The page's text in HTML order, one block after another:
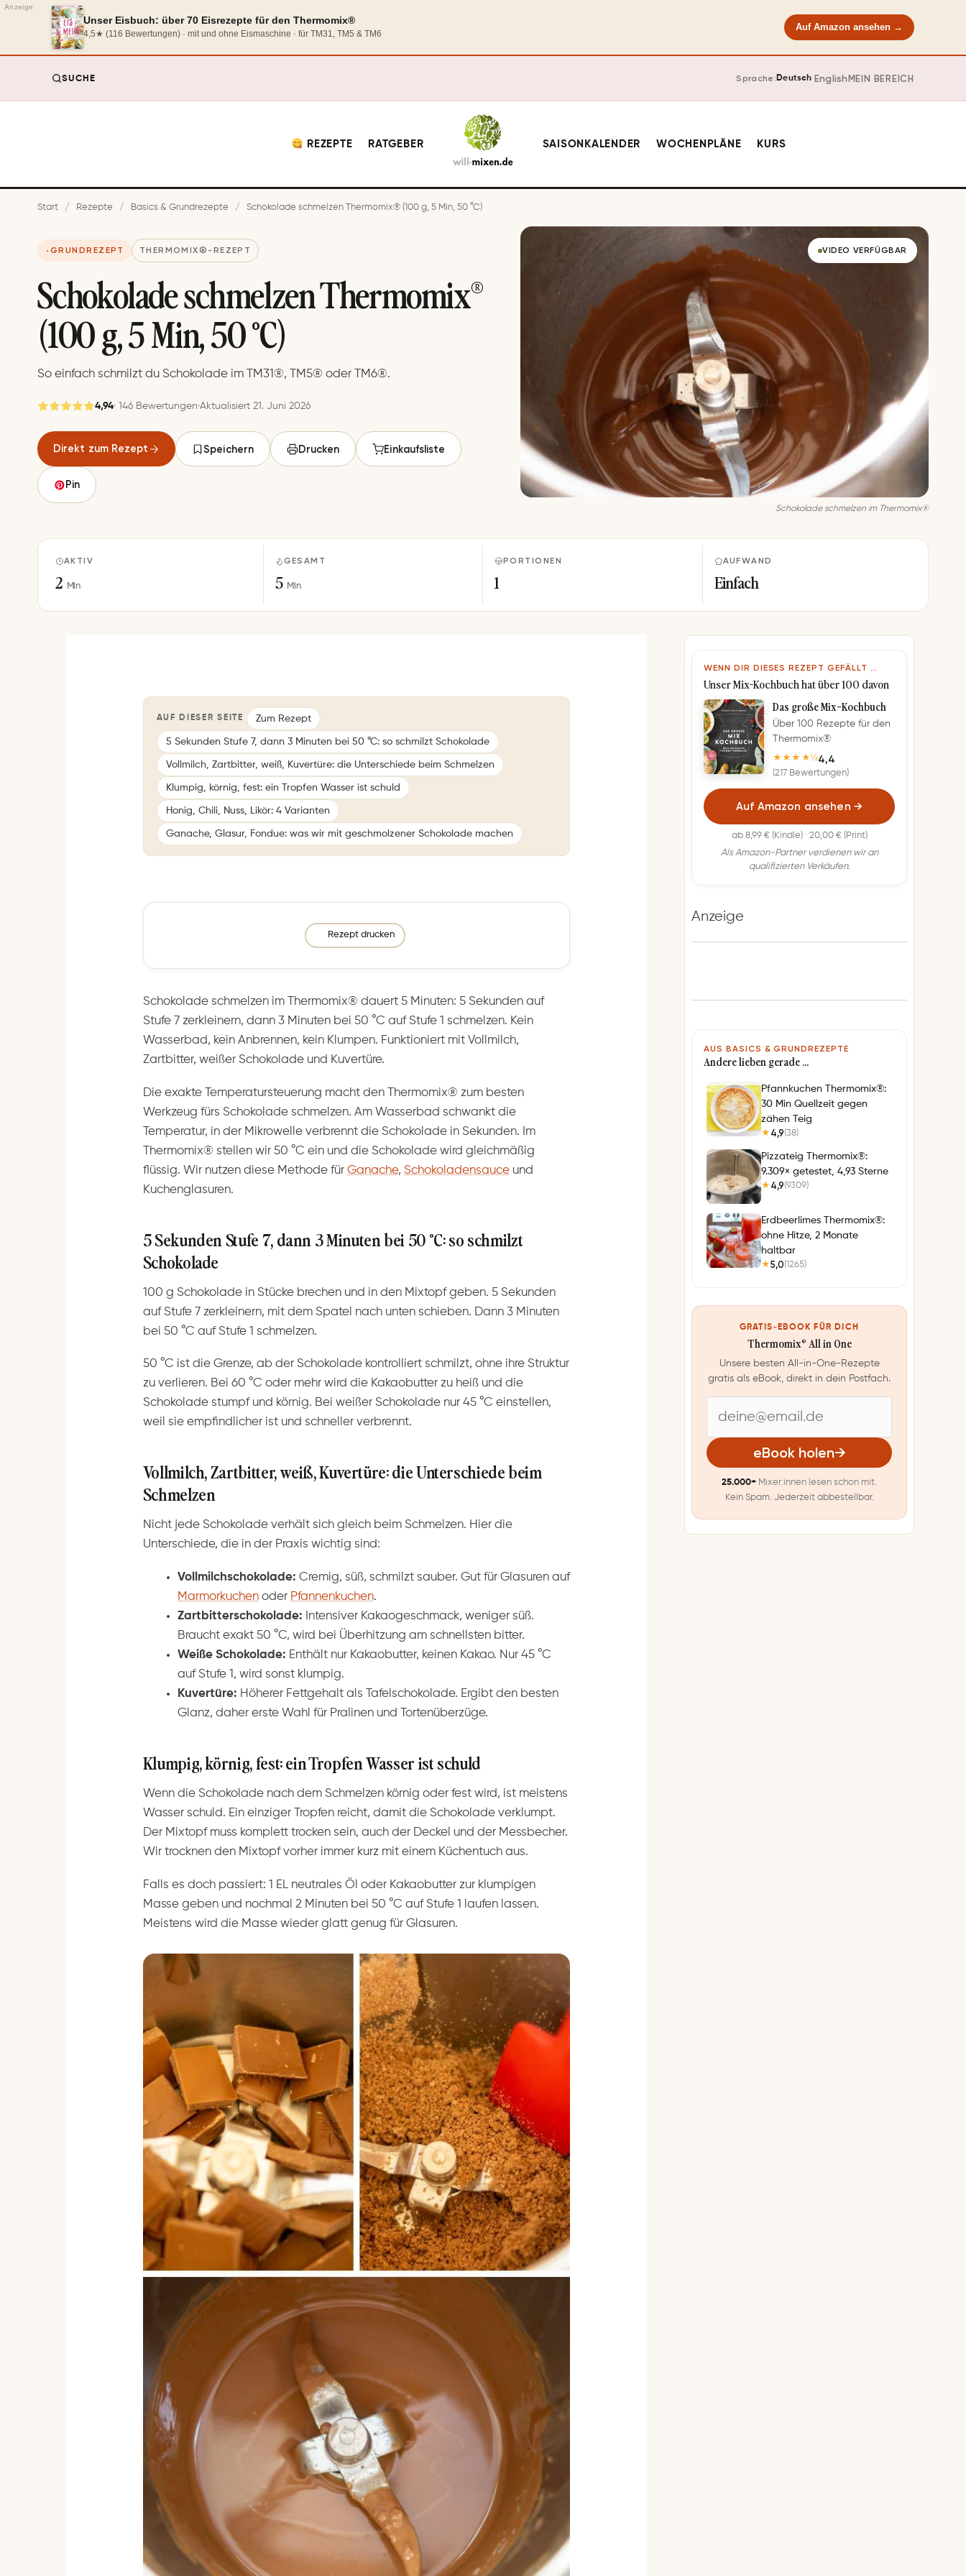
Anzeige
Unser Eisbuch: über 70 Eisrezepte für den Thermomix®
4,5★ (116 Bewertungen) · mit und ohne Eismaschine · für TM31, TM5 & TM6
Auf Amazon ansehen →
SUCHE Sprache:Deutsch· EnglishMEIN BEREICH
REZEPTE RATGEBER SAISONKALENDER WOCHENPLÄNE KURS
Start / Rezepte / Basics & Grundrezepte / Schokolade schmelzen Thermomix® (100 g, 5 Min, 50 °C)
GRUNDREZEPT THERMOMIX®-REZEPT
Schokolade schmelzen Thermomix®
(100 g, 5 Min, 50 °C)
So einfach schmilzt du Schokolade im TM31®, TM5® oder TM6®.
4,94· 146 Bewertungen·Aktualisiert 21. Juni 2026
Direkt zum Rezept
Gespeichert
Speichern
Speichern Drucken Einkaufsliste
Pin
VIDEO VERFÜGBAR
Schokolade schmelzen im Thermomix®
AKTIV
2 Min
GESAMT
5 Min
PORTIONEN
1
AUFWAND
Einfach
AUF DIESER SEITE Zum Rezept
5 Sekunden Stufe 7, dann 3 Minuten bei 50 °C: so schmilzt Schokolade
Vollmilch, Zartbitter, weiß, Kuvertüre: die Unterschiede beim Schmelzen
Klumpig, körnig, fest: ein Tropfen Wasser ist schuld
Honig, Chili, Nuss, Likör: 4 Varianten
Ganache, Glasur, Fondue: was wir mit geschmolzener Schokolade machen
Rezept drucken
Schokolade schmelzen im Thermomix® dauert 5 Minuten: 5 Sekunden auf
Stufe 7 zerkleinern, dann 3 Minuten bei 50 °C auf Stufe 1 schmelzen. Kein
Wasserbad, kein Anbrennen, kein Klumpen. Funktioniert mit Vollmilch,
Zartbitter, weißer Schokolade und Kuvertüre.
Die exakte Temperatursteuerung macht den Thermomix® zum besten
Werkzeug fürs Schokolade schmelzen. Am Wasserbad schwankt die
Temperatur, in der Mikrowelle verbrennt die Schokolade in Sekunden. Im
Thermomix® stellen wir 50 °C ein und die Schokolade wird gleichmäßig
flüssig. Wir nutzen diese Methode für Ganache, Schokoladensauceund
Kuchenglasuren.
5 Sekunden Stufe 7, dann 3 Minuten bei 50 °C: so schmilzt
Schokolade
100 g Schokolade in Stücke brechen und in den Mixtopf geben. 5 Sekunden
auf Stufe 7 zerkleinern, mit dem Spatel nach unten schieben. Dann 3 Minuten
bei 50 °C auf Stufe 1 schmelzen.
50 °C ist die Grenze, ab der Schokolade kontrolliert schmilzt, ohne ihre Struktur
zu verlieren. Bei 60 °C oder mehr wird die Kakaobutter zu heiß und die
Schokolade stumpf und körnig. Bei weißer Schokolade nur 45 °C einstellen,
weil sie empfindlicher ist und schneller verbrennt.
Vollmilch, Zartbitter, weiß, Kuvertüre: die Unterschiede beim
Schmelzen
Nicht jede Schokolade verhält sich gleich beim Schmelzen. Hier die
Unterschiede, die in der Praxis wichtig sind:
Vollmilchschokolade: Cremig, süß, schmilzt sauber. Gut für Glasuren auf
Marmorkuchenoder Pfannenkuchen.
Zartbitterschokolade: Intensiver Kakaogeschmack, weniger süß.
Braucht exakt 50 °C, wird bei Überhitzung am schnellsten bitter.
Weiße Schokolade: Enthält nur Kakaobutter, keinen Kakao. Nur 45 °C
auf Stufe 1, wird sonst klumpig.
Kuvertüre: Höherer Fettgehalt als Tafelschokolade. Ergibt den besten
Glanz, daher erste Wahl für Pralinen und Tortenüberzüge.
Klumpig, körnig, fest: ein Tropfen Wasser ist schuld
Wenn die Schokolade nach dem Schmelzen körnig oder fest wird, ist meistens
Wasser schuld. Ein einziger Tropfen reicht, damit die Schokolade verklumpt.
Der Mixtopf muss komplett trocken sein, auch der Deckel und der Messbecher.
Wir trocknen den Mixtopf vorher immer kurz mit einem Küchentuch aus.
Falls es doch passiert: 1 EL neutrales Öl oder Kakaobutter zur klumpigen
Masse geben und nochmal 2 Minuten bei 50 °C auf Stufe 1 laufen lassen.
Meistens wird die Masse wieder glatt genug für Glasuren.
WENN DIR DIESES REZEPT GEFÄLLT …
Unser Mix-Kochbuch hat über 100 davon
Das große Mix-Kochbuch
Über 100 Rezepte für den
Thermomix®
★★★★½4,4
(217 Bewertungen)
Auf Amazon ansehen →
ab 8,99 € (Kindle) · 20,00 € (Print)
Als Amazon-Partner verdienen wir an
qualifizierten Verkäufen.
Anzeige
AUS BASICS & GRUNDREZEPTE
Andere lieben gerade …
Pfannkuchen Thermomix®:
30 Min Quellzeit gegen
zähen Teig
★ 4,9(38)
Pizzateig Thermomix®:
9.309× getestet, 4,93 Sterne
★ 4,9(9309)
Erdbeerlimes Thermomix®:
ohne Hitze, 2 Monate
haltbar
★5,0(1265)
GRATIS-EBOOK FÜR DICH
Thermomix® All in One
Unsere besten All-in-One-Rezepte
gratis als eBook, direkt in dein Postfach.
-
M
eBook holen→
25.000+ Mixer:innen lesen schon mit.
Kein Spam. Jederzeit abbestellbar.